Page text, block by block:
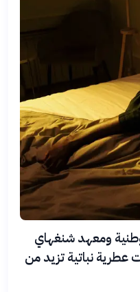
الوطنية ومعهد شنغهاي
عطرية نباتية تزيد من